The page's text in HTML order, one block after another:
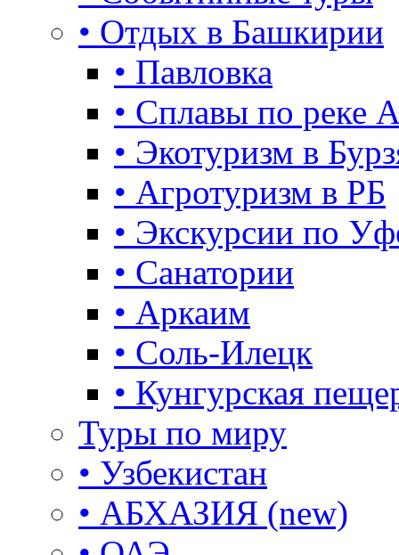
• Отдых в Башкирии
• Павловка
• Сплавы по реке
• Экотуризм в
• Агротуризм в РБ
• Экскурсии по
• Санатории
• Аркаим
• Соль-Илецк
• Кунгурская
Туры по миру
• Узбекистан
• АБХАЗИЯ (new)